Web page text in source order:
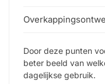
Door deze punten
beter beeld van
dagelijkse gebruik.